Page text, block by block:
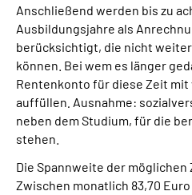
Anschließend werden bis zu
Ausbildungsjahre als
berücksichtigt, die nicht
können. Bei wem es länger
Rentenkonto für diese Zeit
auffüllen Ausnahme:
neben dem Studium, für die
stehen.
Die Spannweite der
Zwischen monatlich 83,70